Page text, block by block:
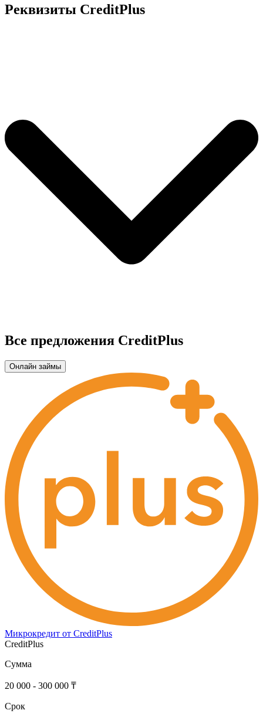
Реквизиты CreditPlus
Все предложения CreditPlus
Онлайн займы
Микрокредит от CreditPlus
CreditPlus
Сумма
20 000 - 300 000 ₸
Срок